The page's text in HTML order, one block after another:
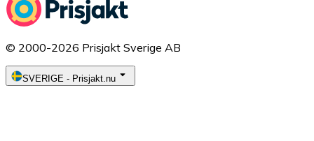
© 2000-2026 Prisjakt Sverige AB
SVERIGE - Prisjakt.nu